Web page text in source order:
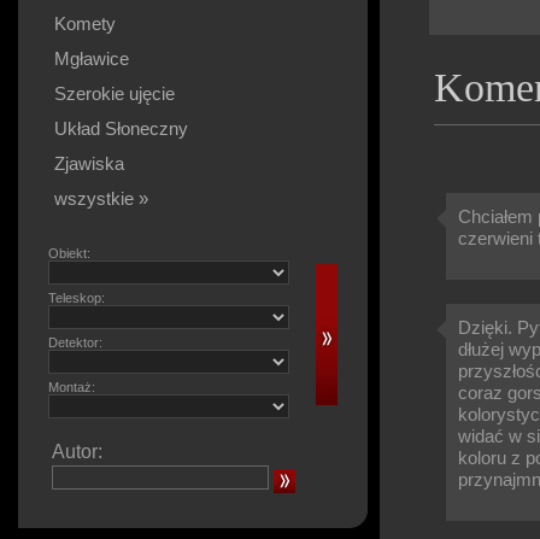
Komety
Mgławice
Szerokie ujęcie
Układ Słoneczny
Zjawiska
wszystkie »
Obiekt:
Teleskop:
Detektor:
Montaż:
Autor:
czerwieni
Dzięki.
dłużej
coraz
widać w
koloru z